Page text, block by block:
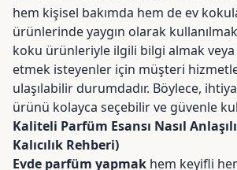
hem kişisel bakımda hem de ev
ürünlerinde yaygın olarak
koku ürünleriyle ilgili bilgi almak
etmek isteyenler için müşteri
ulaşılabilir durumdadır. Böylece,
ürünü kolayca seçebilir ve güvenle
Kaliteli Parfüm Esansı Nasıl
Kalıcılık Rehberi)
Evde parfüm yapmak hem keyifli